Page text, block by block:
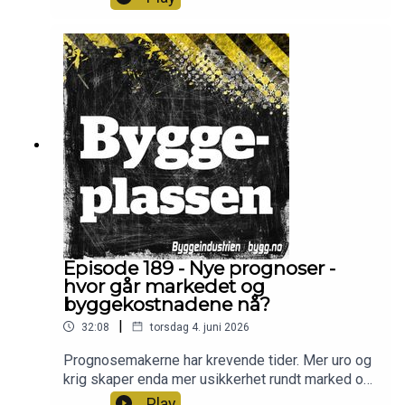
gründerselskap til milliardvirksomhet.
Episode 189 - Nye prognoser -
hvor går markedet og
byggekostnadene nå?
32:08 | torsdag 4. juni 2026
Prognosemakerne har krevende tider. Mer uro og
krig skaper enda mer usikkerhet rundt marked og
byggekostnader. Hvor går de nå? Og i hvilke deler